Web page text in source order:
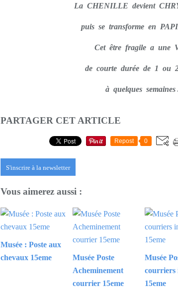
La CHENILLE devient
puis se transforme en
Cet être fragile a une
de courte durée de 1 ou
à quelques semaines
PARTAGER CET ARTICLE
Repost 0
S'inscrire à la newsletter
Vous aimerez aussi :
Musée : Poste aux
chevaux 15eme
Musée Poste
Acheminement
courrier 15eme
Musée
courriers
15eme